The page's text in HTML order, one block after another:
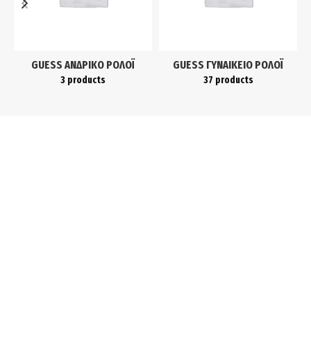
GUESS ΑΝΔΡΙΚΌ ΡΟΛΌΙ
3 products
GUESS ΓΥΝΑΙΚΕΊΟ ΡΟΛΌΙ
37 products